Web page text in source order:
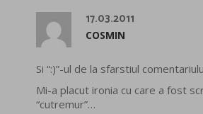
17.03.2011
COSMIN
Si “:)”-ul de la sfarstiul
Mi-a placut ironia cu care a fost
“cutremur”…